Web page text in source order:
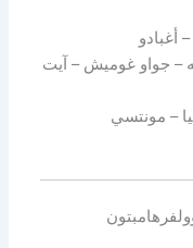
أغبادو
– جواو غوميش – آيت
– مونتسي